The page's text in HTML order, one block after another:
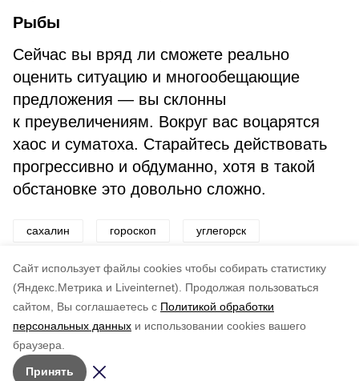
Cайт использует файлы cookies чтобы собирать статистику
(Яндекс.Метрика и Liveinternet).
Продолжая пользоваться
сайтом, Вы соглашаетесь с Политикой обработки
персональных данных и использовании cookies вашего
браузера.
Принять
Подписывайтесь на наш Telegram
канал
Рассказываем о главном в районе. Самая актуальная
и достоверная информация!
Рыбы
Сейчас вы вряд ли сможете реально
оценить ситуацию и многообещающие
предложения — вы склонны
к преувеличениям. Вокруг вас воцарятся
хаос и суматоха. Старайтесь действовать
прогрессивно и обдуманно, хотя в такой
обстановке это довольно сложно.
сахалин гороскоп углегорск
звезды развлечения
по оценке
5